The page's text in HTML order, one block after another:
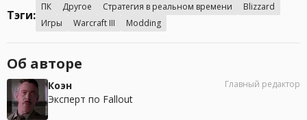
Тэги:
ПК Другое Стратегия в реальном времени
Blizzard
Игры
Warcraft III Modding
Об авторе
Коэн
Эксперт по Fallout
Главный редактор